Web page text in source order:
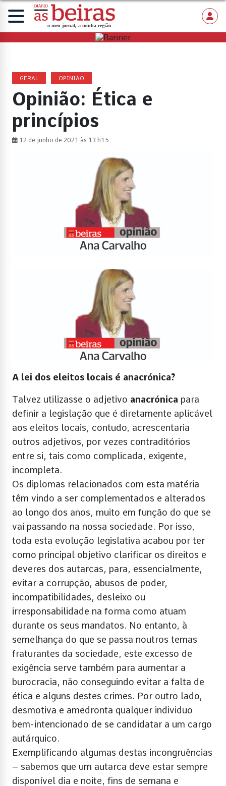
GERAL OPINIAO
Opinião: Ética e
princípios
12 de junho de 2021 às 13 h15
A lei dos eleitos locais é anacrónica?
Talvez utilizasse o adjetivo anacrónica para
definir a legislação que é diretamente aplicável
aos eleitos locais, contudo, acrescentaria
outros adjetivos, por vezes contraditórios
entre si, tais como complicada, exigente,
incompleta.
Os diplomas relacionados com esta matéria
têm vindo a ser complementados e alterados
ao longo dos anos, muito em função do que se
vai passando na nossa sociedade. Por isso,
toda esta evolução legislativa acabou por ter
como principal objetivo clarificar os direitos e
deveres dos autarcas, para, essencialmente,
evitar a corrupção, abusos de poder,
incompatibilidades, desleixo ou
irresponsabilidade na forma como atuam
durante os seus mandatos. No entanto, à
semelhança do que se passa noutros temas
fraturantes da sociedade, este excesso de
exigência serve também para aumentar a
burocracia, não conseguindo evitar a falta de
ética e alguns destes crimes. Por outro lado,
desmotiva e amedronta qualquer individuo
bem-intencionado de se candidatar a um cargo
autárquico.
Exemplificando algumas destas incongruências
– sabemos que um autarca deve estar sempre
disponível dia e noite, fins de semana e